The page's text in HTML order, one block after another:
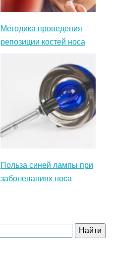
Методика проведения
репозиции костей носа
Польза синей лампы при
заболеваниях носа